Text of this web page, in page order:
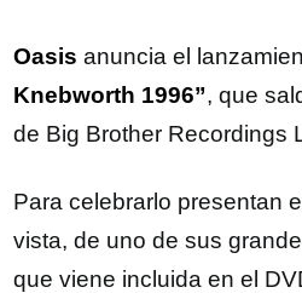
Oasis anuncia el
Knebworth 1996”, que
de Big Brother Recordings
Para celebrarlo presentan
vista, de uno de sus
que viene incluida en el